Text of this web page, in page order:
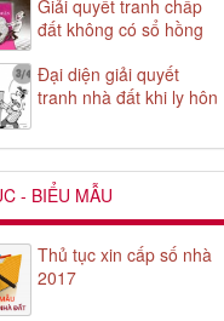
Giải quyết tranh chấp
đất không có sổ hồng
Đại diện giải quyết
tranh nhà đất khi ly hôn
- BIỂU MẪU
Thủ tục xin cấp số nhà
2017